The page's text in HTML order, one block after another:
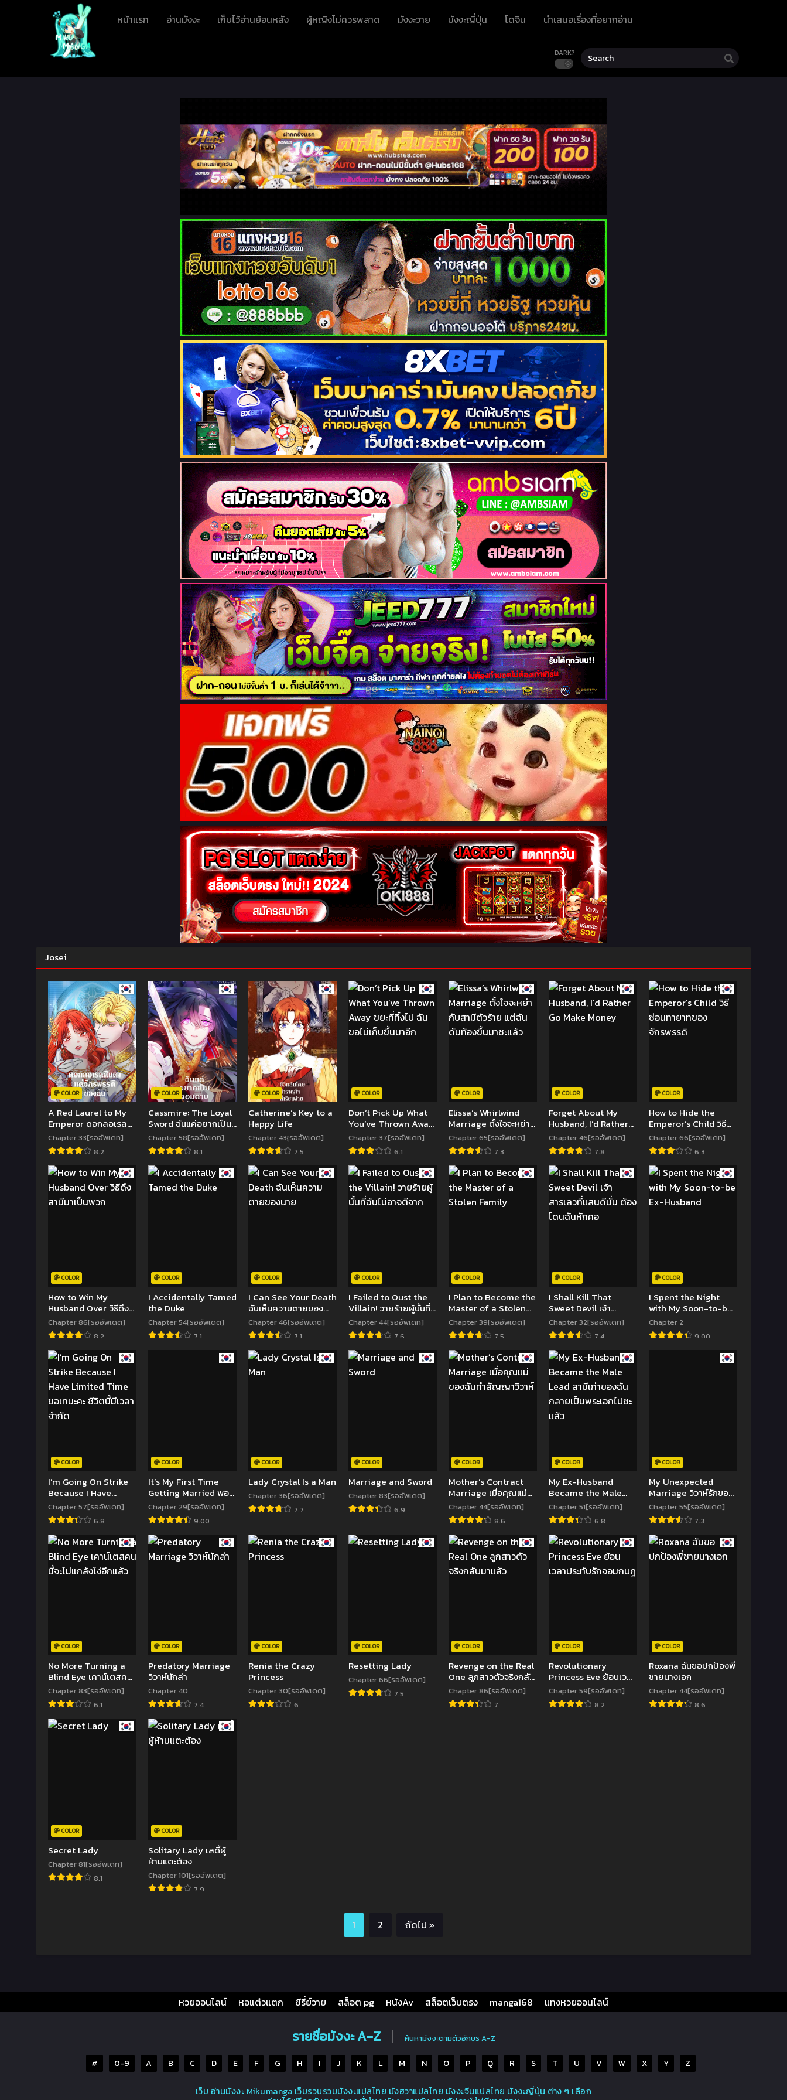
หน้าแรก อ่านมังงะ เก็บไว้อ่านย้อนหลัง ผู้หญิงไม่ควรพลาด มังงะวาย มังงะญี่ปุ่น โดจิน นำเสนอเรื่องที่อยากอ่าน
DARK?
Josei
COLOR
A Red Laurel to My
Emperor ดอกลอเรลสี
แดงแด่จักรพรรดิของฉัน
Chapter 33[รออัพเดท]
8.2
COLOR
Cassmire: The Loyal
Sword ฉันแค่อยากเป็น
จอมดาบผู้ภักดี
Chapter 58[รออัพเดท]
8.1
COLOR
Catherine’s Key to a
Happy Life
Chapter 43{รออัพเดต]
7.5
COLOR
Don’t Pick Up What
You’ve Thrown Away
ขยะที่ทิ้งไป ฉันขอไม่เก็บ
ขึ้นมาอีก
Chapter 37[รออัพเดท]
6.1
COLOR
Elissa’s Whirlwind
Marriage ตั้งใจจะหย่า
กับสามีตัวร้าย แต่ฉันดัน
ท้องขึ้นมาซะแล้ว
Chapter 65[รออัพเดต]
7.3
COLOR
Forget About My
Husband, I’d Rather
Go Make Money
Chapter 46[รออัพเดต]
7.8
COLOR
How to Hide the
Emperor’s Child วิธี
ซ่อนทายาทของ
จักรพรรดิ
Chapter 66[รออัพเดท]
6.3
COLOR
How to Win My
Husband Over วิธีดึง
สามีมาเป็นพวก
Chapter 86[รออัพเดต]
8.2
COLOR
I Accidentally Tamed
the Duke
Chapter 54[รออัพเดต]
7.1
COLOR
I Can See Your Death
ฉันเห็นความตายของ
นาย
Chapter 46[รออัพเดต]
7.1
COLOR
I Failed to Oust the
Villain! วายร้ายผู้นั้นที่
ฉันไม่อาจตีจาก
Chapter 44[รออัพเดท]
7.6
COLOR
I Plan to Become the
Master of a Stolen
Family
Chapter 39[รออัพเดต]
7.5
COLOR
I Shall Kill That
Sweet Devil เจ้า
สารเลวที่แสนดีนั่น ต้อง
โดนฉันหักคอ
Chapter 32[รออัพเดท]
7.4
COLOR
I Spent the Night
with My Soon-to-be
Ex-Husband
Chapter 2
9.00
COLOR
I’m Going On Strike
Because I Have
Limited Time ขอเทนะ
คะ ชีวิตนี้มีเวลาจำกัด
Chapter 57[รออัพเดท]
6.8
COLOR
It’s My First Time
Getting Married พอดี
ว่าฉันก็เพิ่งเคยแต่งงาน
Chapter 29[รออัพเดท]
9.00
COLOR
Lady Crystal Is a Man
Chapter 36[รออัพเดต]
7.7
COLOR
Marriage and Sword
Chapter 83[รออัพเดต]
6.9
COLOR
Mother’s Contract
Marriage เมื่อคุณแม่
ของฉันทำสัญญาวิวาห์
Chapter 44[รออัพเดท]
8.6
COLOR
My Ex-Husband
Became the Male
Lead สามีเก่าของฉัน
กลายเป็นพระเอกไปซะ
แล้ว
Chapter 51[รออัพเดท]
6.8
COLOR
My Unexpected
Marriage วิวาห์รักของ
ลูกนอกสมรสตระกูลเคา
นต์
Chapter 55[รออัพเดต]
7.3
COLOR
No More Turning a
Blind Eye เคาน์เตสคน
นี้จะไม่แกล้งโง่อีกแล้ว
Chapter 83[รออัพเดท]
6.1
COLOR
Predatory Marriage
วิวาห์นักล่า
Chapter 40
7.4
COLOR
Renia the Crazy
Princess
Chapter 30[รออัพเดต]
6
COLOR
Resetting Lady
Chapter 66[รออัพเดต]
7.5
COLOR
Revenge on the Real
One ลูกสาวตัวจริงกลับ
มาแล้ว
Chapter 86[รออัพเดต]
7
COLOR
Revolutionary
Princess Eve ย้อนเวลา
ประทับรักจอมกบฏ
Chapter 59[รออัพเดท]
8.2
COLOR
Roxana ฉันขอปกป้องพี่
ชายนางเอก
Chapter 44[รออัพเดท]
8.6
COLOR
Secret Lady
Chapter 81[รออัพเดท]
8.1
COLOR
Solitary Lady เลดี้ผู้
ห้ามแตะต้อง
Chapter 101[รออัพเดต]
7.9
1 2 ถัดไป »
หวยออนไลน์ หอแต๋วแตก ซีรี่ย์วาย สล็อต pg หนังAv สล็อตเว็บตรง manga168 แทงหวยออนไลน์
รายชื่อมังงะ A-Z ค้นหามังงะตามตัวอักษร A-Z
# 0-9 A B C D E F G H I J K L M N O P Q R S T U V W X Y Z
เว็บ อ่านมังงะ Mikumanga เว็บรวบรวมมังงะแปลไทย มังฮวาแปลไทย มังงะจีนแปลไทย มังงะญี่ปุ่น ต่าง ๆ เลือก